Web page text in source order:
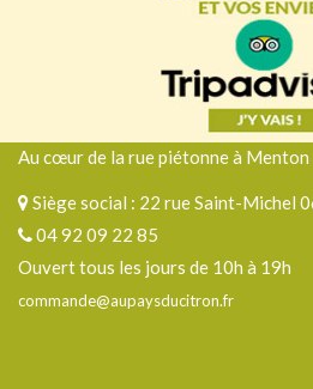
Au cœur de la rue piétonne à Menton
Siège social : 22 rue Saint-Michel
04 92 09 22 85
Ouvert tous les jours de 10h à 19h
commande@aupaysducitron.fr